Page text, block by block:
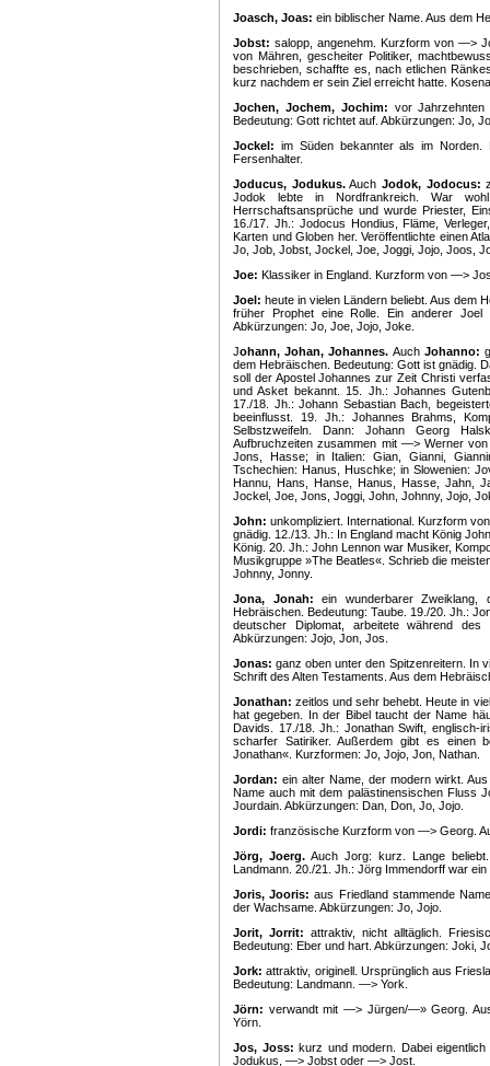
Joasch, Joas: ein biblischer Name. Aus dem
Jobst: salopp, angenehm. Kurzform von —>
von Mähren, gescheiter Politiker,
beschrieben, schaffte es, nach etlichen
kurz nachdem er sein Ziel erreicht hatte.
Jochen, Jochem, Jochim: vor
Bedeutung: Gott richtet auf. Abkürzungen: Jo,
Jockel: im Süden bekannter als im
Fersenhalter.
Joducus, Jodukus.AuchJodok, Jodocus:
Jodok lebte in Nordfrankreich. War
Herrschaftsansprüche und wurde Priester,
16./17. Jh.: Jodocus Hondius, Fläme,
Karten und Globen her. Veröffentlichte einen
Jo, Job, Jobst, Jockel, Joe, Joggi, Jojo, Joos,
Joe: Klassiker in England. Kurzform von —>
Joel: heute in vielen Ländern beliebt. Aus dem
früher Prophet eine Rolle. Ein anderer
Abkürzungen: Jo, Joe, Jojo, Joke.
Johann, Johan, Johannes. Auch Johanno:
dem Hebräischen. Bedeutung: Gott ist gnädig.
soll der Apostel Johannes zur Zeit Christi
und Asket bekannt. 15. Jh.: Johannes
17./18. Jh.: Johann Sebastian Bach,
beeinflusst. 19. Jh.: Johannes Brahms,
Selbstzweifeln. Dann: Johann Georg
Aufbruchzeiten zusammen mit —> Werner
Jons, Hasse; in Italien: Gian, Gianni,
Tschechien: Hanus, Huschke; in Slowenien:
Hannu, Hans, Hanse, Hanus, Hasse, Jahn,
Jockel, Joe, Jons, Joggi, John, Johnny, Jojo,
John: unkompliziert. International. Kurzform
gnädig. 12./13. Jh.: In England macht König
König. 20. Jh.: John Lennon war Musiker,
Musikgruppe »The Beatles«. Schrieb die
Johnny, Jonny.
Jona, Jonah: ein wunderbarer
Hebräischen. Bedeutung: Taube. 19./20. Jh.:
deutscher Diplomat, arbeitete während
Abkürzungen: Jojo, Jon, Jos.
Jonas:ganz oben unter den Spitzenreitern. In
Schrift des Alten Testaments. Aus dem
Jonathan: zeitlos und sehr behebt. Heute in
hat gegeben. In der Bibel taucht der Name
Davids. 17./18. Jh.: Jonathan Swift, englisch-
scharfer Satiriker. Außerdem gibt es einen
Jonathan«. Kurzformen: Jo, Jojo, Jon, Nathan.
Jordan: ein alter Name, der modern wirkt.
Name auch mit dem palästinensischen Fluss
Jourdain. Abkürzungen: Dan, Don, Jo, Jojo.
Jordi: französische Kurzform von —> Georg.
Jörg, Joerg. Auch Jorg: kurz. Lange
Landmann. 20./21. Jh.: Jörg Immendorff war
Joris, Jooris: aus Friedland stammende
der Wachsame. Abkürzungen: Jo, Jojo.
Jorit, Jorrit: attraktiv, nicht alltäglich.
Bedeutung: Eber und hart. Abkürzungen: Joki,
Jork: attraktiv, originell. Ursprünglich aus
Bedeutung: Landmann. —> York.
Jörn: verwandt mit —> Jürgen/—» Georg.
Yörn.
Jos, Joss: kurz und modern. Dabei
Jodukus, —> Jobst oder —> Jost.